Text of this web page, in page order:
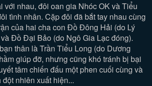
với nhau, đôi oan gia Nhóc OK và Tiểu
tình nhân. Cặp đôi đã bắt tay nhau cùng
của hai cha con Đồ Đông Hải (do Lý
Đồ Đại Bảo (do Ngô Gia Lạc đóng).
thân là Trần Tiểu Long (do Dương
giúp đỡ, nhưng cũng khó tránh bị bại
tâm chiến đấu một phen cuối cùng và
nhiên xuất hiện...